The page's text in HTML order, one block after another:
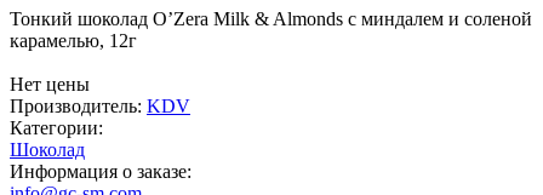
Тонкий шоколад O’Zera Milk & Almonds с миндалем и соленой
карамелью, 12г
Нет цены
Производитель: KDV
Категории:
Шоколад
Информация о заказе: